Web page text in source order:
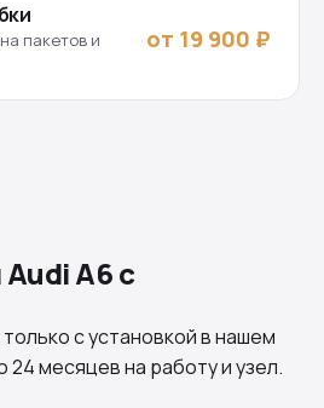
пакетов и
от 19 900 ₽
A6 с
с установкой в нашем
24 месяцев на работу и узел.